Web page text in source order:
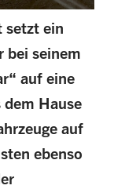
setzt ein
bei seinem
auf eine
Hause
auf
ebenso